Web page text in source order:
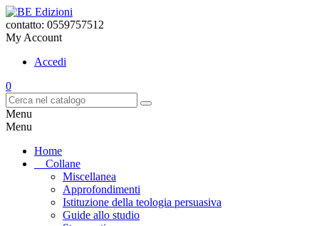
contatto: 0559757512
My Account
Accedi
0
Menu
Menu
Home
Collane
Miscellanea
Approfondimenti
Istituzione della teologia persuasiva
Guide allo studio